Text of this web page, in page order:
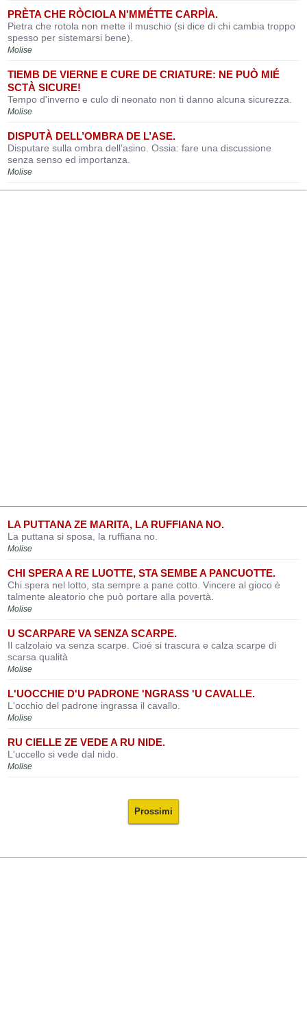
PRÈTA CHE RÒCIOLA N'MMÉTTE CARPÌA.
Pietra che rotola non mette il muschio (si dice di chi cambia troppo
spesso per sistemarsi bene).
Molise
TIEMB DE VIERNE E CURE DE CRIATURE: NE PUÒ MIÉ
SCTÀ SICURE!
Tempo d'inverno e culo di neonato non ti danno alcuna sicurezza.
Molise
DISPUTÀ DELL’OMBRA DE L’ASE.
Disputare sulla ombra dell’asino. Ossia: fare una discussione
senza senso ed importanza.
Molise
LA PUTTANA ZE MARITA, LA RUFFIANA NO.
La puttana si sposa, la ruffiana no.
Molise
CHI SPERA A RE LUOTTE, STA SEMBE A PANCUOTTE.
Chi spera nel lotto, sta sempre a pane cotto. Vincere al gioco è
talmente aleatorio che può portare alla povertà.
Molise
U SCARPARE VA SENZA SCARPE.
Il calzolaio va senza scarpe. Cioè si trascura e calza scarpe di
scarsa qualità
Molise
L'UOCCHIE D'U PADRONE 'NGRASS 'U CAVALLE.
L'occhio del padrone ingrassa il cavallo.
Molise
RU CIELLE ZE VEDE A RU NIDE.
L'uccello si vede dal nido.
Molise
Prossimi